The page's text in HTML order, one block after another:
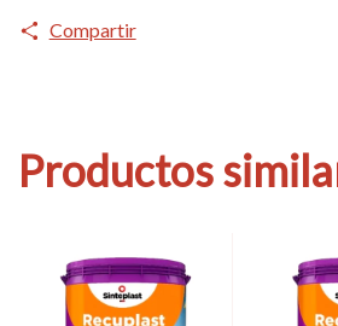
Compartir
Productos